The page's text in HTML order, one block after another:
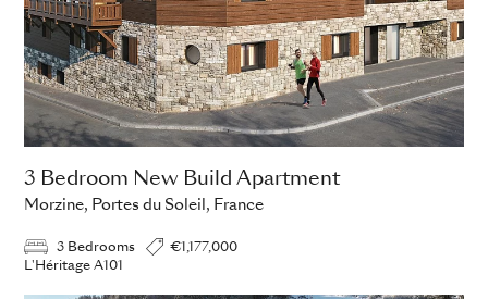
3 Bedroom New Build Apartment
Morzine, Portes du Soleil, France
3 Bedrooms
€1,177,000
L'Héritage A101